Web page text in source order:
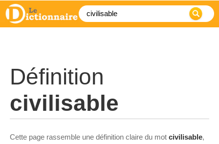
Définition
civilisable
Cette page rassemble une définition claire du mot civilisable,